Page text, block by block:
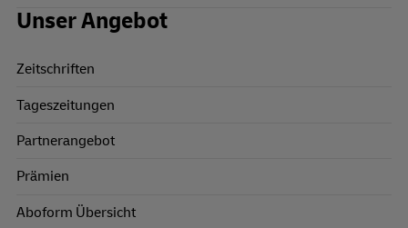
Unser Angebot
Zeitschriften
Tageszeitungen
Partnerangebot
Prämien
Aboform Übersicht